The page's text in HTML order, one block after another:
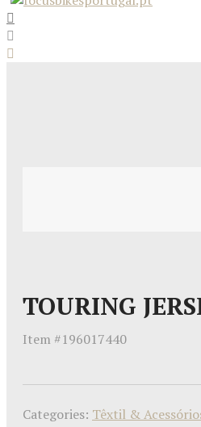
TOURING
Item #196017440
Categories: Têxtil &